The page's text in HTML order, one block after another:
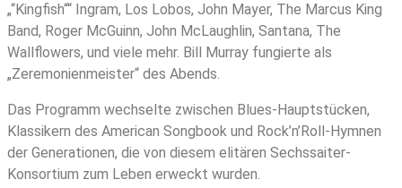
„“Kingfish““ Ingram, Los Lobos, John Mayer, The Marcus King
Band, Roger McGuinn, John McLaughlin, Santana, The
Wallflowers, und viele mehr. Bill Murray fungierte als
„Zeremonienmeister“ des Abends.
Das Programm wechselte zwischen Blues-Hauptstücken,
Klassikern des American Songbook und Rock’n’Roll-Hymnen
der Generationen, die von diesem elitären Sechssaiter-
Konsortium zum Leben erweckt wurden.